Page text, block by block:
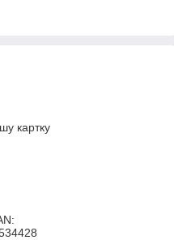
картку